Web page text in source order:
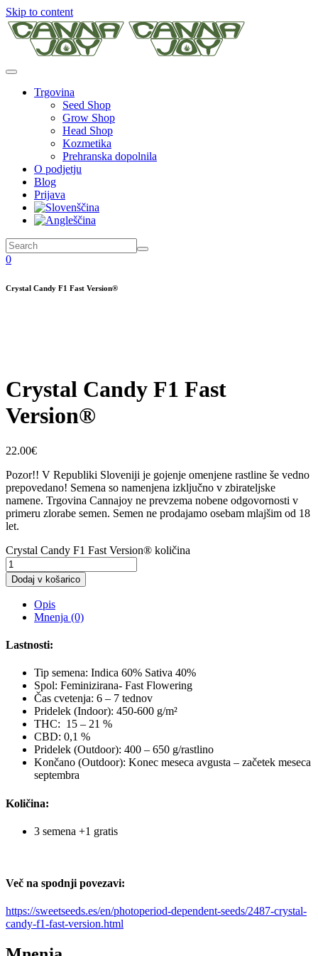
Skip to content
Trgovina
Seed Shop
Grow Shop
Head Shop
Kozmetika
Prehranska dopolnila
O podjetju
Blog
Prijava
0
Crystal Candy F1 Fast Version®
Crystal Candy F1 Fast
Version®
22.00€
Pozor!! V Republiki Sloveniji je gojenje omenjene rastline še vedno
prepovedano! Semena so namenjena izključno v zbirateljske
namene. Trgovina Cannajoy ne prevzema nobene odgovornosti v
primeru zlorabe semen. Semen ne prodajamo osebam mlajšim od 18
let.
Crystal Candy F1 Fast Version® količina
Dodaj v košarico
Opis
Mnenja (0)
Lastnosti:
Tip semena: Indica 60% Sativa 40%
Spol: Feminizirana- Fast Flowering
Čas cvetenja: 6 – 7 tednov
Pridelek (Indoor): 450-600 g/m²
THC: 15 – 21 %
CBD: 0,1 %
Pridelek (Outdoor): 400 – 650 g/rastlino
Končano (Outdoor): Konec meseca avgusta – začetek meseca
septembra
Količina:
3 semena +1 gratis
Več na spodnji povezavi:
https://sweetseeds.es/en/photoperiod-dependent-seeds/2487-crystal-
candy-f1-fast-version.html